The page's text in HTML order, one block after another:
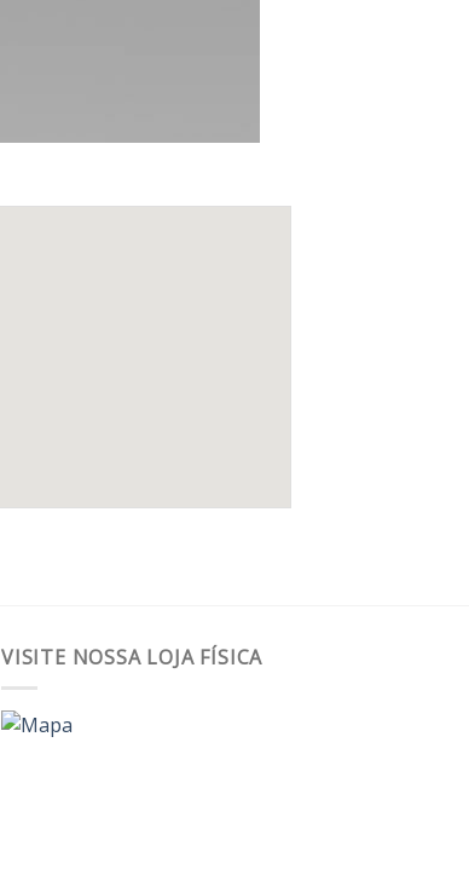
VISITE NOSSA LOJA FÍSICA